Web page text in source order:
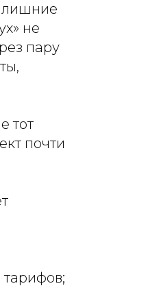
лишние
не
пару
тот
почти